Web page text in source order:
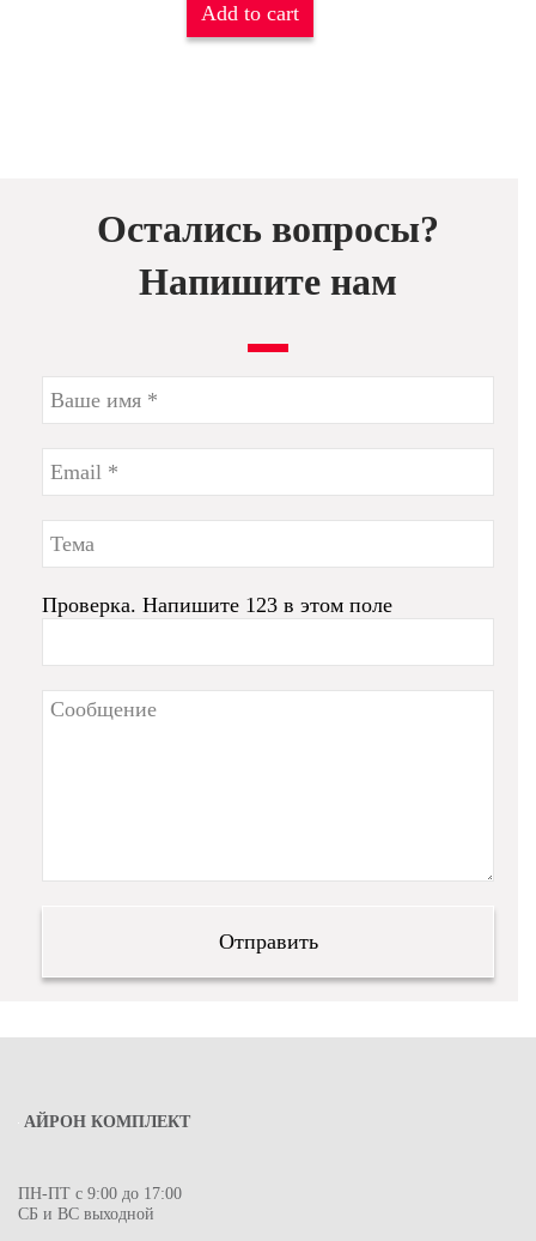
Add to cart
Остались вопросы?
Напишите нам
Проверка. Напишите 123 в этом поле
АЙРОН КОМПЛЕКТ
ПН-ПТ с 9:00 до 17:00
СБ и ВС выходной